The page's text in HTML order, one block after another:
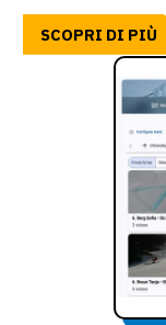
SCOPRI DI PIÙ